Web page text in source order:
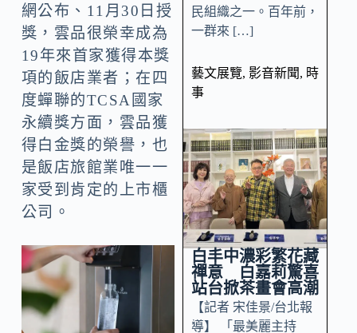
網公布、11月30日授
獎，雲品很榮幸成為
19年來首家獲得本獎
項的飯店業者；在四
度蟬聯的TCSA國家
永續獎方面，雲品獲
得白金獎的榮譽，也
是飯店旅館業唯一一
家受到肯定的上市櫃
公司。
民組織之一。百年前，
一群來 […]
藝文展覽, 影音新聞, 時
事
白丰中濃彩繁花藏
禪意 白嘉莉驚喜
站台掀茶畫會高潮
【記者 宋佳景/台北報
導】 「最美麗主持